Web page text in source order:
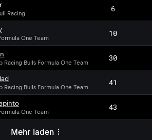
Racing 6
One Team 10
Racing Bulls Formula One Team 30
Racing Bulls Formula One Team 41
One Team 43
Mehr laden